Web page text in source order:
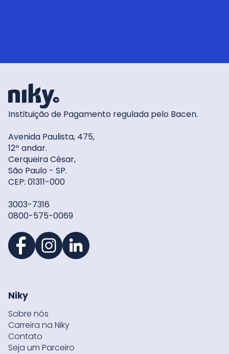
Instituição de Pagamento regulada pelo Bacen.
Avenida Paulista, 475,
12º andar.
Cerqueira César,
São Paulo - SP.
CEP: 01311-000
3003-7316
0800-575-0069
Niky
Sobre nós
Carreira na Niky
Contato
Seja um Parceiro